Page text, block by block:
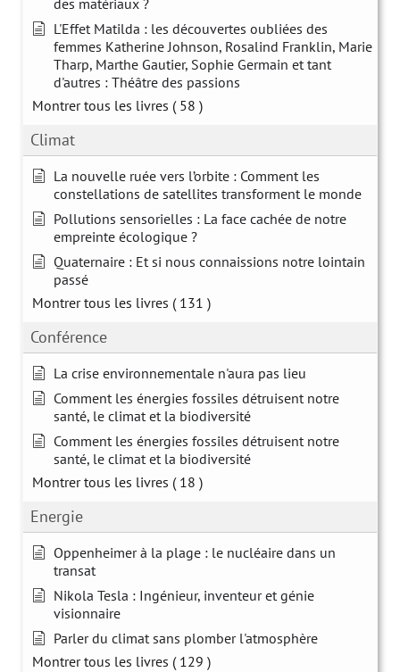
des matériaux ?
L'Effet Matilda : les découvertes oubliées des
femmes Katherine Johnson, Rosalind Franklin, Marie
Tharp, Marthe Gautier, Sophie Germain et tant
d'autres : Théâtre des passions
Montrer tous les livres ( 58 )
Climat
La nouvelle ruée vers l’orbite : Comment les
constellations de satellites transforment le monde
Pollutions sensorielles : La face cachée de notre
empreinte écologique ?
Quaternaire : Et si nous connaissions notre lointain
passé
Montrer tous les livres ( 131 )
Conférence
La crise environnementale n'aura pas lieu
Comment les énergies fossiles détruisent notre
santé, le climat et la biodiversité
Comment les énergies fossiles détruisent notre
santé, le climat et la biodiversité
Montrer tous les livres ( 18 )
Energie
Oppenheimer à la plage : le nucléaire dans un
transat
Nikola Tesla : Ingénieur, inventeur et génie
visionnaire
Parler du climat sans plomber l'atmosphère
Montrer tous les livres ( 129 )